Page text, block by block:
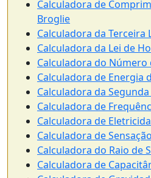
Calculadora de
Broglie
Calculadora da Terceira
Calculadora da Lei de
Calculadora do Número
Calculadora de Energia
Calculadora da
Calculadora de
Calculadora de
Calculadora de
Calculadora do Raio de
Calculadora de